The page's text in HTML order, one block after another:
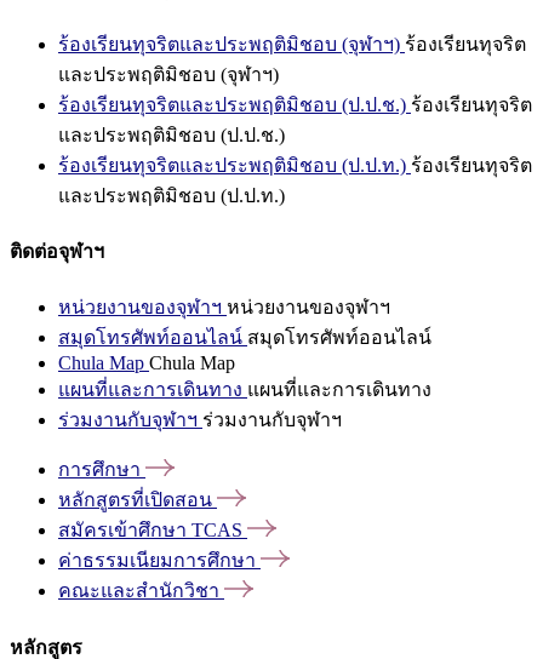
ร้องเรียนทุจริตและประพฤติมิชอบ (จุฬาฯ) ร้องเรียนทุจริต
และประพฤติมิชอบ (จุฬาฯ)
ร้องเรียนทุจริตและประพฤติมิชอบ (ป.ป.ช.) ร้องเรียนทุจริต
และประพฤติมิชอบ (ป.ป.ช.)
ร้องเรียนทุจริตและประพฤติมิชอบ (ป.ป.ท.) ร้องเรียนทุจริต
และประพฤติมิชอบ (ป.ป.ท.)
ติดต่อจุฬาฯ
หน่วยงานของจุฬาฯ หน่วยงานของจุฬาฯ
สมุดโทรศัพท์ออนไลน์ สมุดโทรศัพท์ออนไลน์
Chula Map Chula Map
แผนที่และการเดินทาง แผนที่และการเดินทาง
ร่วมงานกับจุฬาฯ ร่วมงานกับจุฬาฯ
การศึกษา
หลักสูตรที่เปิดสอน
สมัครเข้าศึกษา TCAS
ค่าธรรมเนียมการศึกษา
คณะและสำนักวิชา
หลักสูตร